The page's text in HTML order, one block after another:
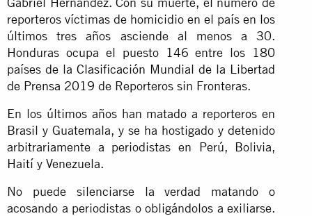
reporteros víctimas de homicidio en el país en los
últimos tres años asciende al menos a 30.
Honduras ocupa el puesto 146 entre los 180
países de laClasificación Mundial de la Libertad
de Prensa 2019 de Reporteros sin Fronteras.
En los últimos años han matado a reporteros en
Brasil y Guatemala, y se ha hostigado y detenido
arbitrariamente a periodistas en Perú, Bolivia,
Haití y Venezuela.
No puede silenciarse la verdad matando o
acosando a periodistas o obligándolos a exiliarse.